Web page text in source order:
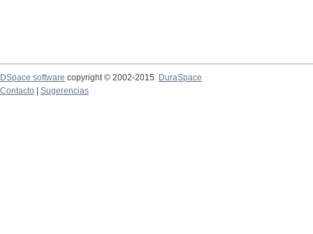
DSpace software copyright © 2002-2015
DuraSpace
Contacto
Sugerencias